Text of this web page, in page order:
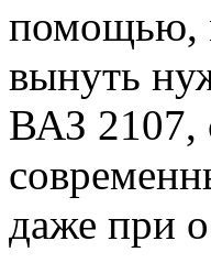
помощью,
вынуть
ВАЗ 2107,
даже при